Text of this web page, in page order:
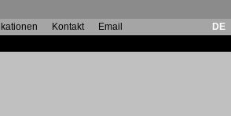
Kontakt Email DE